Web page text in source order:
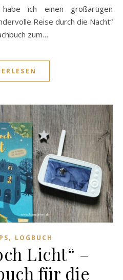
Reise durch die Nacht“
zum…
, LOGBUCH
Licht“ –
für die